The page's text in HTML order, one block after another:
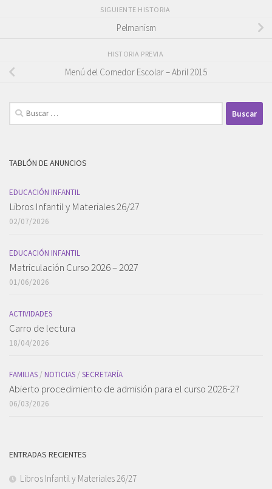
SIGUIENTE HISTORIA
Pelmanism
HISTORIA PREVIA
Menú del Comedor Escolar – Abril 2015
Buscar:
TABLÓN DE ANUNCIOS
EDUCACIÓN INFANTIL
Libros Infantil y Materiales 26/27
02/07/2026
EDUCACIÓN INFANTIL
Matriculación Curso 2026 – 2027
01/06/2026
ACTIVIDADES
Carro de lectura
18/04/2026
FAMILIAS / NOTICIAS / SECRETARÍA
Abierto procedimiento de admisión para el curso 2026-27
06/03/2026
ENTRADAS RECIENTES
Libros Infantil y Materiales 26/27